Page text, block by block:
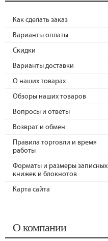
Как сделать заказ
Варианты оплаты
Скидки
Варианты доставки
О наших товарах
Обзоры наших товаров
Вопросы и ответы
Возврат и обмен
Правила торговли и время
работы
Форматы и размеры записных
книжек и блокнотов
Карта сайта
О компании